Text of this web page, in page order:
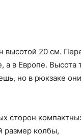
высотой 20 см.
а в Европе. Высота
но в рюкзаке они
сторон
размер колбы,